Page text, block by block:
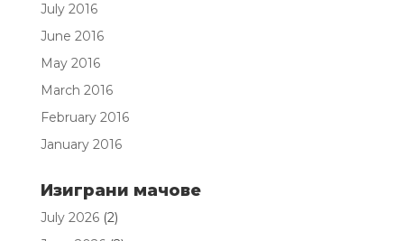
July 2016
June 2016
May 2016
March 2016
February 2016
January 2016
Изиграни мачове
July 2026(2)